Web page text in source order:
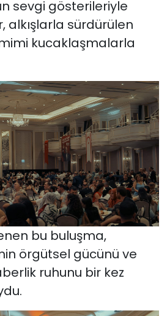
sevgi gösterileriyle
alkışlarla sürdürülen
kucaklaşmalarla
bu buluşma,
örgütsel gücünü ve
ruhunu bir kez